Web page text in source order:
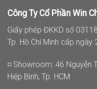
Công Ty Cổ Phần Win
Giấy phép ĐKKD số
Tp. Hồ Chí Minh cấp
◽ Showroom: 46 Nguyễn
Hiệp Bình, Tp. HCM